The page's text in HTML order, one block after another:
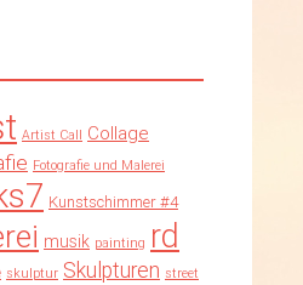
Artist Call Collage
Fotografie und Malerei
Kunstschimmer #4
musik painting rd
skulptur Skulpturen street